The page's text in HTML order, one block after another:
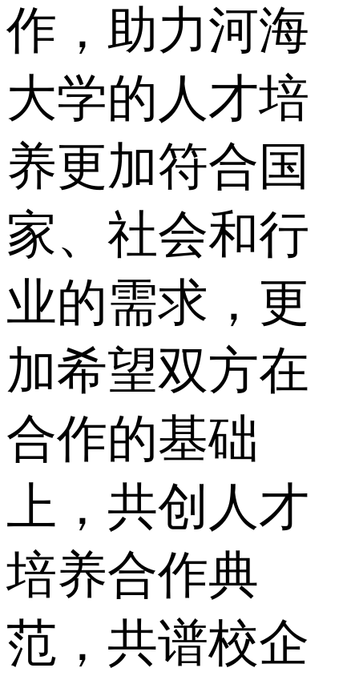
作，助力河海
大学的人才培
养更加符合国
家、社会和行
业的需求，更
加希望双方在
合作的基础
上，共创人才
培养合作典
范，共谱校企